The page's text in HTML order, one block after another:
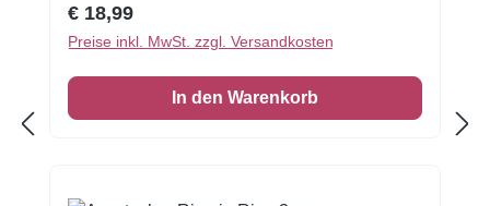
dieser Form gelingen Ihnen selbstgebackene
Bienenkörbchen mit Leichtigkeit!Ein Must
Have in der Weihnachtsbäckerei
Regulärer Preis:
€ 18,99
Preise inkl. MwSt. zzgl. Versandkosten
In den Warenkorb